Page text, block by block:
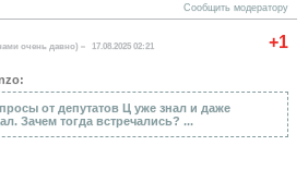
Сообщить модератору
+1
очень давно) 17.08.2025 02:21
от депутатов Ц уже знал и даже
Зачем тогда встречались? ...